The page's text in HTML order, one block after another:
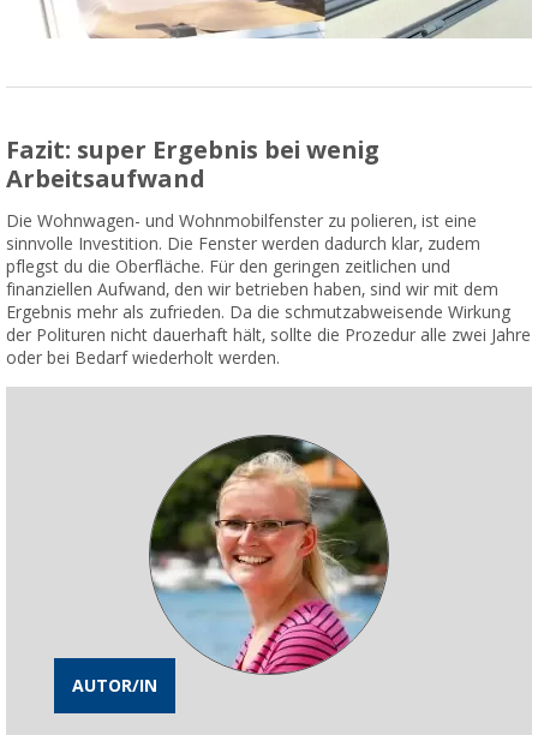
Fazit: super Ergebnis bei wenig
Arbeitsaufwand
Die Wohnwagen- und Wohnmobilfenster zu polieren, ist eine
sinnvolle Investition. Die Fenster werden dadurch klar, zudem
pflegst du die Oberfläche. Für den geringen zeitlichen und
finanziellen Aufwand, den wir betrieben haben, sind wir mit dem
Ergebnis mehr als zufrieden. Da die schmutzabweisende Wirkung
der Polituren nicht dauerhaft hält, sollte die Prozedur alle zwei Jahre
oder bei Bedarf wiederholt werden.
AUTOR/IN